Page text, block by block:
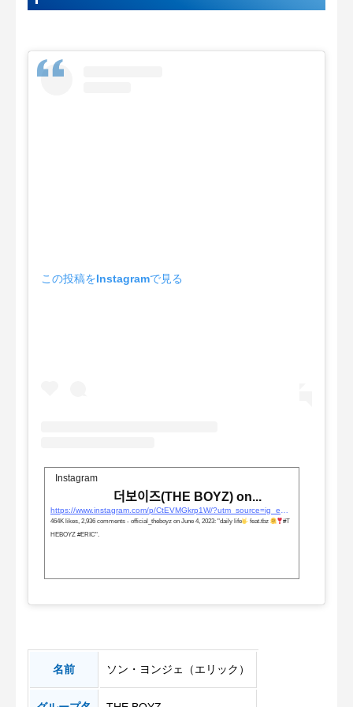
この投稿をInstagramで見る
Instagram
더보이즈(THE BOYZ) on...
464K likes, 2,936 comments - official_theboyz on June 4, 2023: "daily life feat.tbz
#T
HEBOYZ #ERIC".
名前 ソン・ヨンジェ（エリック）